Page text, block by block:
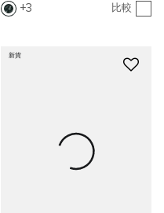
3 比較
新貨